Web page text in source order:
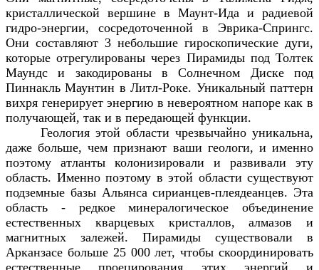
кристаллической вершине в Маунт-Ида и радиевой
гидро-энергии, сосредоточенной в Эврика-Спрингс.
Они составляют 3 небольшие гироскопические дуги,
которые отрегулированы через Пирамиды под Толтек
Маундс и закодированы в Солнечном Диске под
Пиннакль Маунтин в Литл-Роке. Уникальный паттерн
вихря генерирует энергию в невероятном напоре как в
получающей, так и в передающей функции.
Геология этой области чрезвычайно уникальна,
даже больше, чем признают ваши геологи, и именно
поэтому атланты колонизировали и развивали эту
область. Именно поэтому в этой области существуют
подземные базы Альянса сирианцев-плеядеанцев. Эта
область - редкое минералогическое объединение
естественных кварцевых кристаллов, алмазов и
магнитных залежей. Пирамиды существовали в
Арканзасе больше 25 000 лет, чтобы скоординировать
естественные проецирования этих энергий и